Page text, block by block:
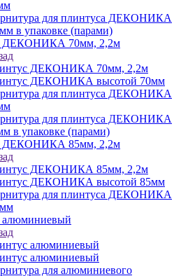
для плинтуса ДЕКОНИКА
в упаковке (парами)
ДЕКОНИКА 70мм, 2,2м
ДЕКОНИКА 70мм, 2,2м
ДЕКОНИКА высотой 70мм
для плинтуса ДЕКОНИКА
для плинтуса ДЕКОНИКА
в упаковке (парами)
ДЕКОНИКА 85мм, 2,2м
ДЕКОНИКА 85мм, 2,2м
ДЕКОНИКА высотой 85мм
для плинтуса ДЕКОНИКА
алюминиевый
алюминиевый
алюминиевый
для алюминиевого